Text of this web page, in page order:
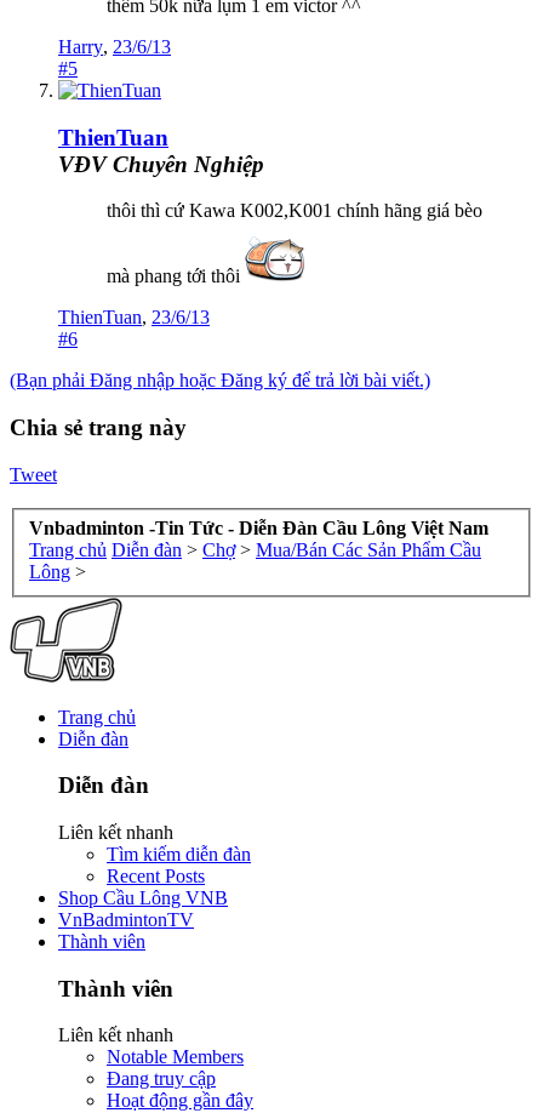
thêm 50k nữa lụm 1 em victor ^^
Harry, 23/6/13
#5
ThienTuan
VĐV Chuyên Nghiệp
thôi thì cứ Kawa K002,K001 chính hãng giá bèo
mà phang tới thôi
ThienTuan, 23/6/13
#6
(Bạn phải Đăng nhập hoặc Đăng ký để trả lời bài viết.)
Chia sẻ trang này
Tweet
Vnbadminton -Tin Tức - Diễn Đàn Cầu Lông Việt Nam
Trang chủ Diễn đàn > Chợ > Mua/Bán Các Sản Phẩm Cầu
Lông >
Trang chủ
Diễn đàn
Diễn đàn
Liên kết nhanh
Tìm kiếm diễn đàn
Recent Posts
Shop Cầu Lông VNB
VnBadmintonTV
Thành viên
Thành viên
Liên kết nhanh
Notable Members
Đang truy cập
Hoạt động gần đây